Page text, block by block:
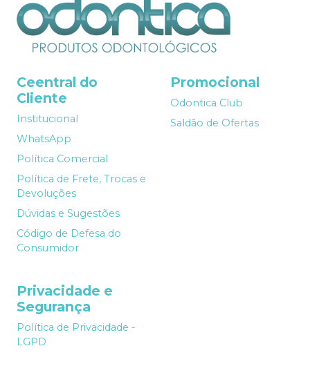
Ceentral do
Cliente
Institucional
WhatsApp
Política Comercial
Política de Frete, Trocas e
Devoluções
Dúvidas e Sugestões
Código de Defesa do
Consumidor
Promocional
Odontica Club
Saldão de Ofertas
Privacidade e
Segurança
Política de Privacidade -
LGPD